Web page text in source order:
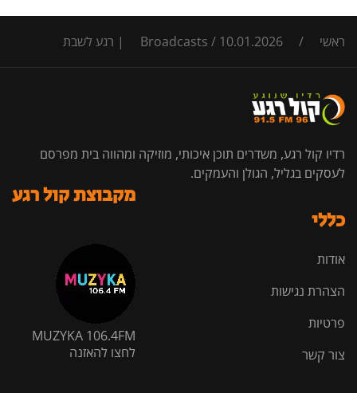
ראשי /
Broadcasts / 10.01.2026 | רגע לשבת
רדיו קול רגע, משדרים תוכן איכותי, מוזיקה ומהווה בית מפרסם
לעסקים בגליל, הגולן והעמקים.
כללי
אודות
הצהרת נגישות
פרטיות
צור קשר
מקבוצת קול רגע
MUZYKA 106.4FM
לחצו להאזנה